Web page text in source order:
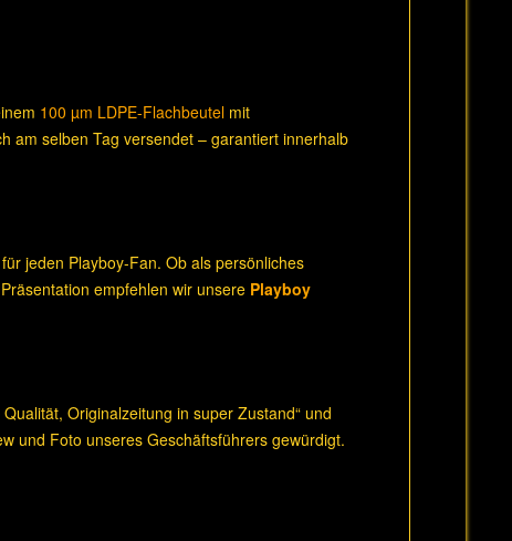
100 µm LDPE-Flachbeutel mit
am selben Tag versendet – garantiert innerhalb
für jeden Playboy-Fan. Ob als persönliches
empfehlen wir unsere Playboy
Originalzeitung in super Zustand“ und
und Foto unseres Geschäftsführers gewürdigt.